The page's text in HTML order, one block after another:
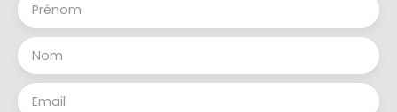
Prénom
Nom
Email